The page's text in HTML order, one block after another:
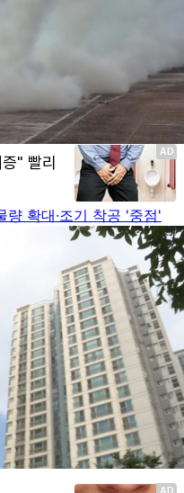
확대·조기 착공 '중점'